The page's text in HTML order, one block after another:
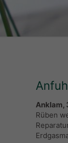
Anklam,
Rüben